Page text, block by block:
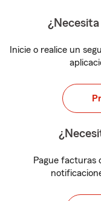
Inicie o realice un
Pague facturas